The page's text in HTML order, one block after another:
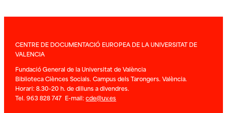
CENTRE DE DOCUMENTACIÓ EUROPEA DE LA UNIVERSITAT DE
VALENCIA
Fundació General de la Universitat de València
Biblioteca Ciènces Socials. Campus dels Tarongers. València.
Horari: 8.30-20 h. de dilluns a divendres.
Tel. 963 828 747 E-mail:cde@uv.es